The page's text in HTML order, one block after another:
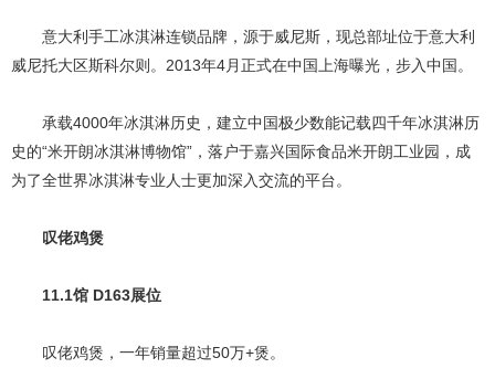
意大利手工冰淇淋连锁品牌，源于威尼斯，现总部址位于意大利
威尼托大区斯科尔则。2013年4月正式在中国上海曝光，步入中国。
承载4000年冰淇淋历史，建立中国极少数能记载四千年冰淇淋历
史的“米开朗冰淇淋博物馆”，落户于嘉兴国际食品米开朗工业园，成
为了全世界冰淇淋专业人士更加深入交流的平台。
叹佬鸡煲
11.1馆 D163展位
叹佬鸡煲，一年销量超过50万+煲。